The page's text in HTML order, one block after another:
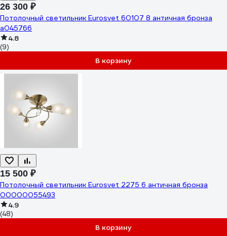
26 300 ₽
Потолочный светильник Eurosvet 60107 8 античная бронза
a045766
4.8
(9)
В корзину
15 500 ₽
Потолочный светильник Eurosvet 2275 6 античная бронза
00000055493
4.9
(48)
В корзину